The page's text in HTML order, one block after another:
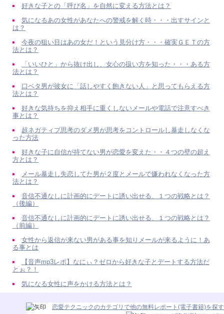
好きな子との「呼び名」を自然に変える方法とは？
気になるあの女性があなたへの警戒を解く時・・・出すサインと
は？
今夜の狙い目はあの女だ！という見分け方・・・確実ＧＥＴの方
法とは？
「いいひと」から抜け出し、女心の扱い方を知った・・・ある方
法とは？
口ベタ男が彼女に「話しやすく飽きない人」と思ってもらえる方
法とは？
好きな気持ちを抑え相手に重くしないメールや電話で注意すべき
事とは？
超ネガティブ思考のダメ男が思考をコントロールし暴走しなくな
った方法
好きな子に自信が持てない男が恋愛を変えた・・４つの壁の超え
方とは？
メール暴走し失恋してた男が２度とメールで嫌われなくなった方
法とは？
音信不通なしに計画的にデートに誘い出せる、１つの戦略とは？
（後編）
音信不通なしに計画的にデートに誘い出せる、１つの戦略とは？
（前編）
女性から返信が来ない男がある事を知りメールが来るように！あ
る事とは
【音声mp3レポ】なにぃ？ゼロから好きな子とデートする方法だ
とぉ？！
気になる女性に声をかける方法とは？
恋愛テクニックのカテゴリで他の無料レポート(電子書籍)を探す